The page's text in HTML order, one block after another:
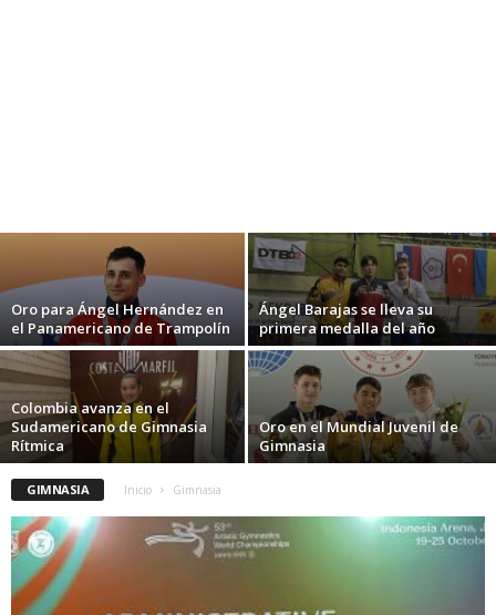
Oro para Ángel Hernández en
el Panamericano de Trampolín
Ángel Barajas se lleva su
primera medalla del año
Colombia avanza en el
Sudamericano de Gimnasia
Rítmica
Oro en el Mundial Juvenil de
Gimnasia
GIMNASIA Inicio Gimnasia